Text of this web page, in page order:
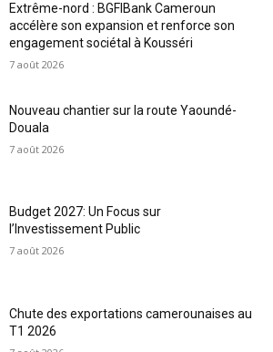
Extrême-nord : BGFIBank Cameroun
accélère son expansion et renforce son
engagement sociétal à Kousséri
7 août 2026
Nouveau chantier sur la route Yaoundé-
Douala
7 août 2026
Budget 2027: Un Focus sur
l’Investissement Public
7 août 2026
Chute des exportations camerounaises au
T1 2026